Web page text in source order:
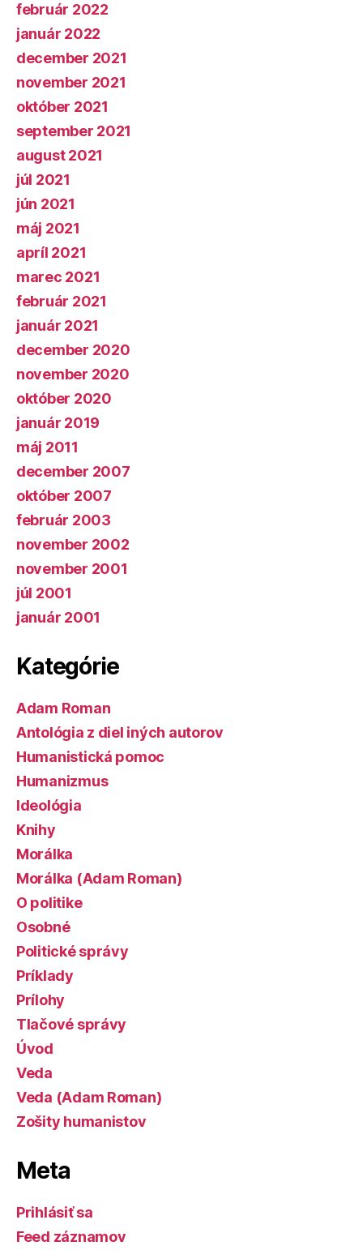
február 2022
január 2022
december 2021
november 2021
október 2021
september 2021
august 2021
júl 2021
jún 2021
máj 2021
apríl 2021
marec 2021
február 2021
január 2021
december 2020
november 2020
október 2020
január 2019
máj 2011
december 2007
október 2007
február 2003
november 2002
november 2001
júl 2001
január 2001
Kategórie
Adam Roman
Antológia z diel iných autorov
Humanistická pomoc
Humanizmus
Ideológia
Knihy
Morálka
Morálka (Adam Roman)
O politike
Osobné
Politické správy
Príklady
Prílohy
Tlačové správy
Úvod
Veda
Veda (Adam Roman)
Zošity humanistov
Meta
Prihlásiť sa
Feed záznamov